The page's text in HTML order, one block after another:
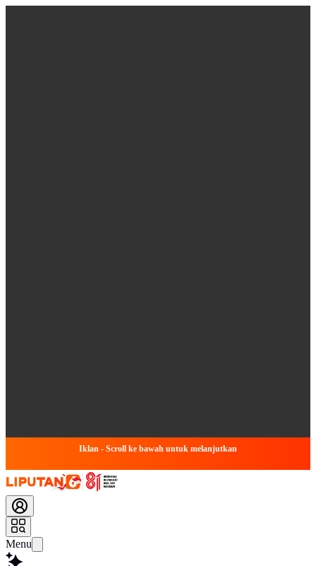
Iklan - Scroll ke bawah untuk melanjutkan
Menu